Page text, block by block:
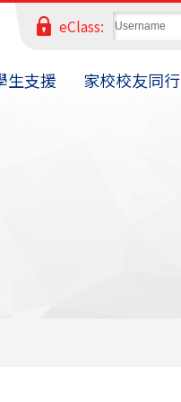
eClass:
生支援 家校校友同行